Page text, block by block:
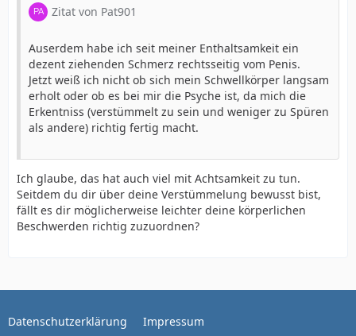
Zitat von Pat901
Auserdem habe ich seit meiner Enthaltsamkeit ein
dezent ziehenden Schmerz rechtsseitig vom Penis.
Jetzt weiß ich nicht ob sich mein Schwellkörper langsam
erholt oder ob es bei mir die Psyche ist, da mich die
Erkentniss (verstümmelt zu sein und weniger zu Spüren
als andere) richtig fertig macht.
Ich glaube, das hat auch viel mit Achtsamkeit zu tun.
Seitdem du dir über deine Verstümmelung bewusst bist,
fällt es dir möglicherweise leichter deine körperlichen
Beschwerden richtig zuzuordnen?
Datenschutzerklärung Impressum